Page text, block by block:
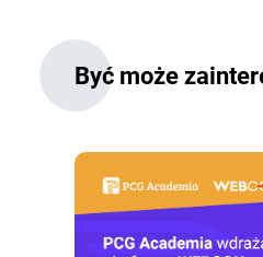
Być może